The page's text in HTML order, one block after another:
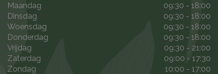
Maandag
09:30 - 18:00
Dinsdag
09:30 - 18:00
Woensdag
09:30 - 18:00
Donderdag
09:30 - 18:00
Vrijdag
09:30 - 21:00
Zaterdag
09:00 - 17:30
Zondag
10:00 - 17:00